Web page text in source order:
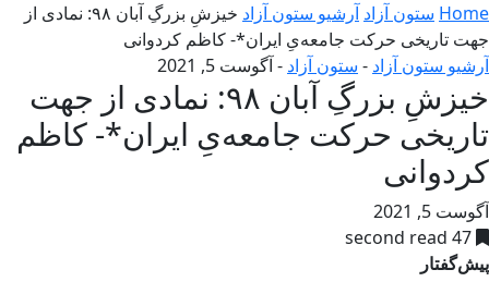
Home ستون آزاد آرشیو ستون آزاد
خیزشِ بزرگِ آبان ۹۸: نمادی از
جهت تاریخی حرکت جامعه‌یِ ایران*- کاظم کردوانی
آرشیو ستون آزاد - ستون آزاد -آگوست 5, 2021
خیزشِ بزرگِ آبان ۹۸: نمادی از جهت
تاریخی حرکت جامعه‌یِ ایران*- کاظم
کردوانی
آگوست 5, 2021
47 second read
پیش‌گفتار